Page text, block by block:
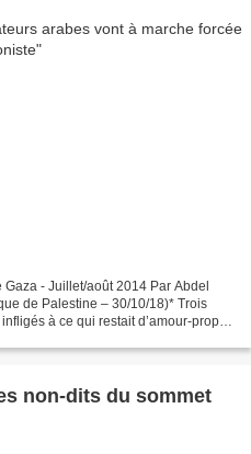
- Juillet/août 2014 Par Abdel
de Palestine – 30/10/18)* Trois
à ce qui restait d’amour-propre
non-dits du sommet